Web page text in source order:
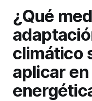
¿Qué
climático
aplicar